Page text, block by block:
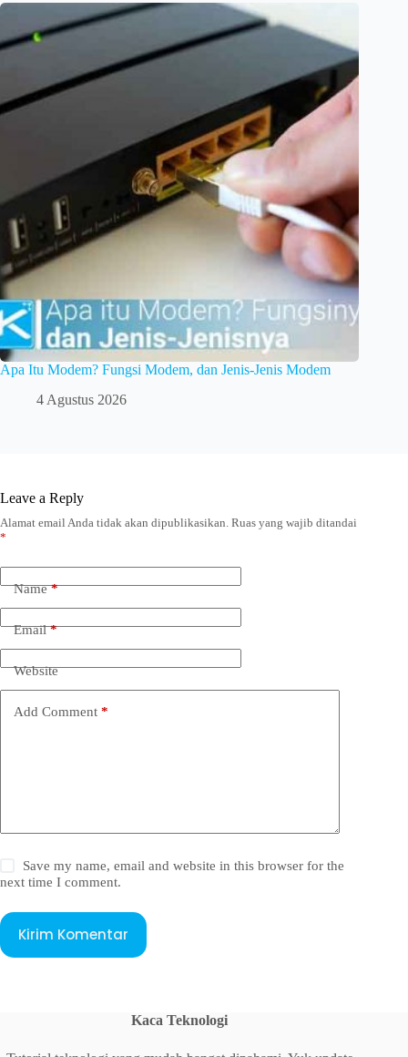
Apa Itu Modem? Fungsi Modem, dan Jenis-Jenis Modem
4 Agustus 2026
Leave a Reply
Alamat email Anda tidak akan dipublikasikan. Ruas yang wajib ditandai
*
Name*
Email*
Website
Add Comment *
Save my name, email and website in this browser for the
next time I comment.
Kirim Komentar
Kaca Teknologi